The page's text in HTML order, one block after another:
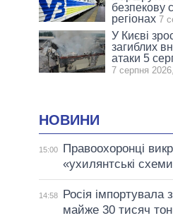
безпекову
регіонах 7
У Києві
загиблих
атаки 5
7 серпня
НОВИНИ
15:00
Правоохоронці
«ухилянтські
14:58
Росія імпортувала
майже 30 тисяч